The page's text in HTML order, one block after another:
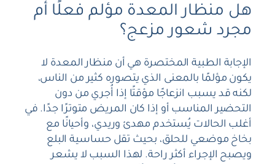
هل منظار المعدة مؤلم فعلًا أم
مجرد شعور مزعج؟
الإجابة الطبية المختصرة هي أن منظار المعدة لا
يكون مؤلمًا بالمعنى الذي يتصوره كثير من الناس،
لكنه قد يسبب انزعاجًا مؤقتًا إذا أُجري من دون
التحضير المناسب أو إذا كان المريض متوترًا جدًا. في
أغلب الحالات يُستخدم مهدئ وريدي، وأحيانًا مع
بخاخ موضعي للحلق، بحيث تقل حساسية البلع
ويصبح الإجراء أكثر راحة. لهذا السبب لا يشعر